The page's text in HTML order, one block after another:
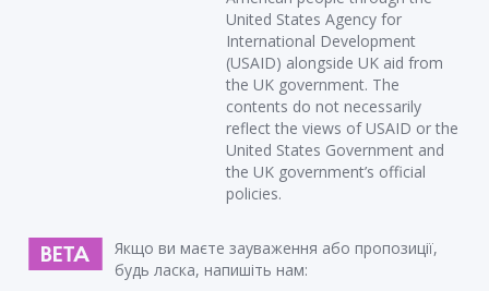
United States Agency for
International Development
(USAID) alongside UK aid from
the UK government. The
contents do not necessarily
reflect the views of USAID or the
United States Government and
the UK government’s official
policies.
Якщо ви маєте зауваження або пропозиції,
будь ласка, напишіть нам: